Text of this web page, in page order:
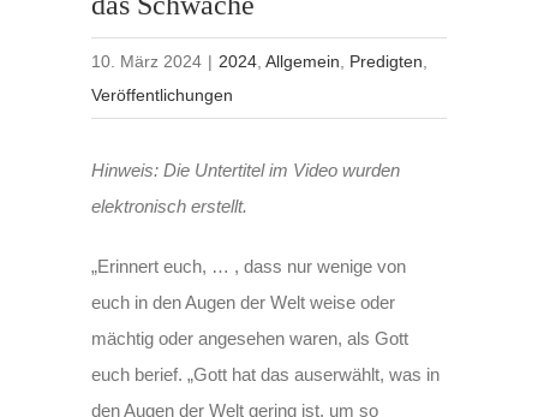
10. März 2024 | 2024 ,Allgemein Predigten
Veröffentlichungen
Hinweis: Die Untertitel im Video wurden
elektronisch erstellt.
„Erinnert euch, … , dass nur wenige von
euch in den Augen der Welt weise oder
mächtig oder angesehen waren, als Gott
euch berief. „Gott hat das auserwählt, was in
den Augen der Welt gering ist, um so